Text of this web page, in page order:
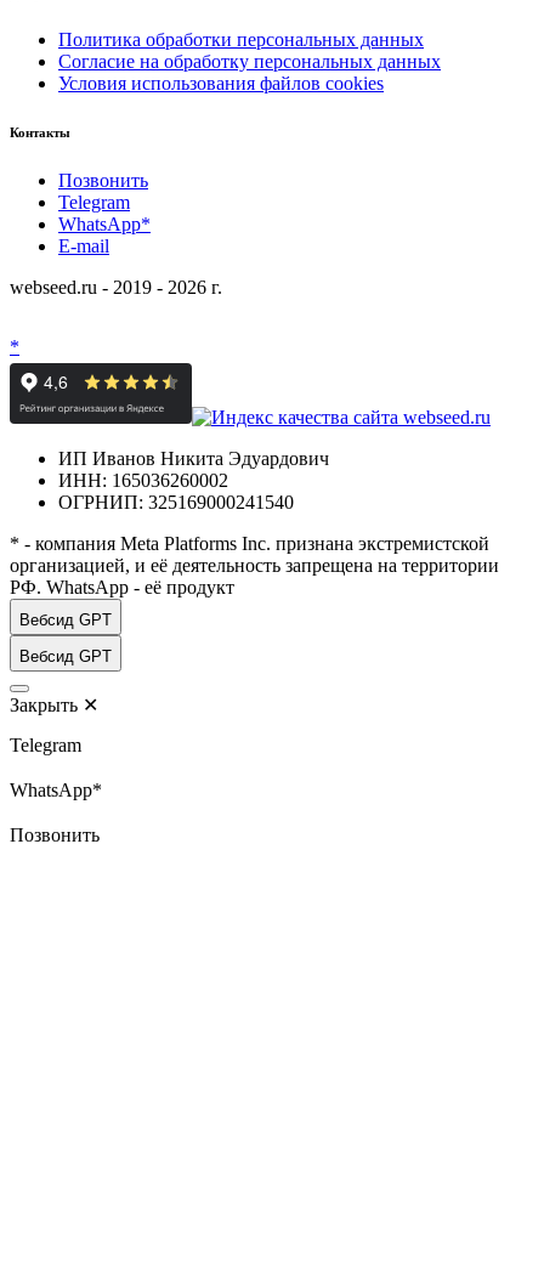
Политика обработки персональных данных
Согласие на обработку персональных данных
Условия использования файлов cookies
Контакты
Позвонить
Telegram
WhatsApp*
E-mail
webseed.ru - 2019 - 2026 г.
*
ИП Иванов Никита Эдуардович
ИНН: 165036260002
ОГРНИП: 325169000241540
* - компания Meta Platforms Inc. признана экстремистской
организацией, и её деятельность запрещена на территории
РФ. WhatsApp - её продукт
Вебсид GPT
Вебсид GPT
Закрыть ✕
Telegram
WhatsApp*
Позвонить